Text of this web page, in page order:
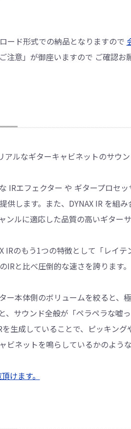
ード形式での納品となりますので
意」が御座いますので ご確認お
アルなギターキャビネットのサウ
エフェクター や ギタープロセッ
します。また、DYNAX IR を組
ルに適応した品質の高いギター
IRのもう1つの特徴として「レイテ
と比べ圧倒的な速さを誇ります。
ー本体側のボリュームを絞ると、
サウンド全般が「ペラペラな嘘
を生成していることで、ピッキン
ネットを鳴らしているかのよう
けます。